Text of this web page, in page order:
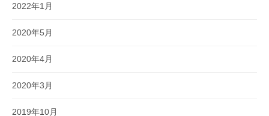
2022年1月
2020年5月
2020年4月
2020年3月
2019年10月